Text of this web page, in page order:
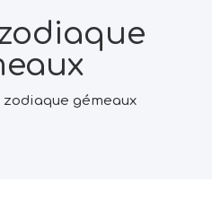
gémeaux